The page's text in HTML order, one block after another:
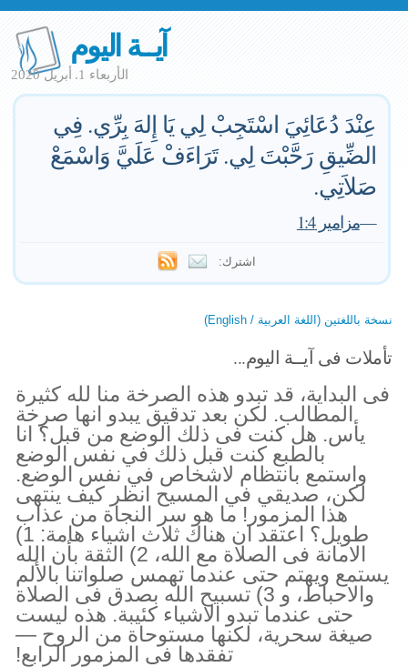
آيــة اليوم
الأربعاء 1. أبريل 2020
عِنْدَ دُعَائِيَ اسْتَجِبْ لِي يَا إِلهَ بِرِّي. فِي
الضِّيقِ رَحَّبْتَ لِي. تَرَاءَفْ عَلَيَّ وَاسْمَعْ
صَلاَتِي.
—مزامير 1:4
اشترك:
نسخة باللغتين (اللغة العربية / English)
تأملات فى آيــة اليوم...
فى البداية، قد تبدو هذه الصرخة منا لله كثيرة
المطالب. لكن بعد تدقيق يبدو انها صرخة
يأس. هل كنت فى ذلك الوضع من قبل؟ انا
بالطبع كنت قبل ذلك في نفس الوضع
واستمع بانتظام لاشخاص في نفس الوضع.
لكن، صديقي في المسيح انظر كيف ينتهى
هذا المزمور! ما هو سر النجاة من عذاب
طويل؟ اعتقد ان هناك ثلاث اشياء هامة: 1)
الامانة فى الصلاة مع الله، 2) الثقة بأن الله
يستمع ويهتم حتى عندما تهمس صلواتنا بالألم
والاحباط، و 3) تسبيح الله بصدق فى الصلاة
حتى عندما تبدو الاشياء كئيبة. هذه ليست
صيغة سحرية، لكنها مستوحاة من الروح —
تفقدها فى المزمور الرابع!